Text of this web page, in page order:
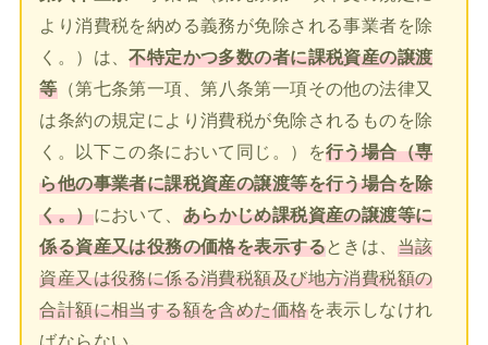
より消費税を納める義務が免除される事業者を除
く。）は、不特定かつ多数の者に課税資産の譲渡
等（第七条第一項、第八条第一項その他の法律又
は条約の規定により消費税が免除されるものを除
く。以下この条において同じ。）を行う場合（専
ら他の事業者に課税資産の譲渡等を行う場合を除
く。）において、 あらかじめ課税資産の譲渡等に
係る資産又は役務の価格を表示するときは、 当該
資産又は役務に係る消費税額及び地方消費税額の
合計額に相当する額を含めた価格を表示しなけれ
ばならない。